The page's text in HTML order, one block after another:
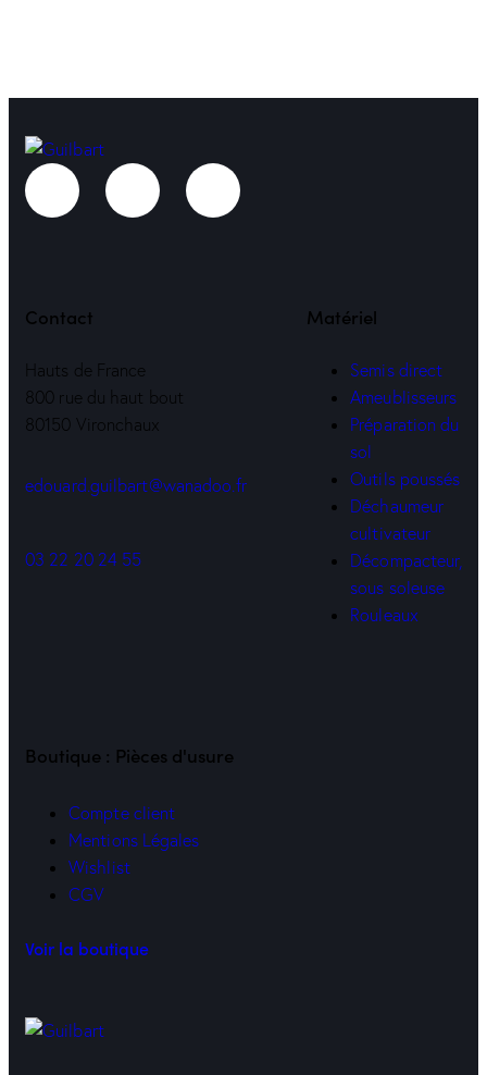
Contact
Hauts de France
800 rue du haut bout
80150 Vironchaux
edouard.guilbart@wanadoo.fr
03 22 20 24 55
Matériel
Semis direct
Ameublisseurs
Préparation du
sol
Outils poussés
Déchaumeur
cultivateur
Décompacteur,
sous soleuse
Rouleaux
Boutique : Pièces d'usure
Compte client
Mentions Légales
Wishlist
CGV
Voir la boutique